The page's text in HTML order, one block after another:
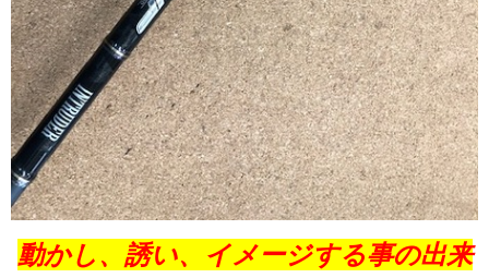
動かし、誘い、イメージする事の出来